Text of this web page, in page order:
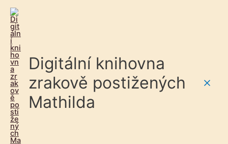
Digitální knihovna
zrakově postižených
Mathilda